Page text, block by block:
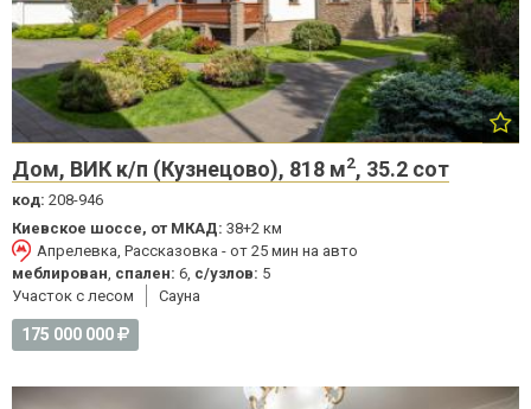
Дом, ВИК к/п (Кузнецово), 818 м2, 35.2 сот
код: 208-946
Киевское шоссе, от МКАД: 38+2 км
Апрелевка, Рассказовка - от 25 мин на авто
меблирован спален: 6, с/узлов: 5
Участок с лесом
Cауна
175 000 000